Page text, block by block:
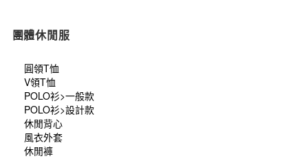
團體休閒服
圓領T恤
V領T恤
POLO衫>一般款
POLO衫>設計款
休閒背心
風衣外套
休閒褲